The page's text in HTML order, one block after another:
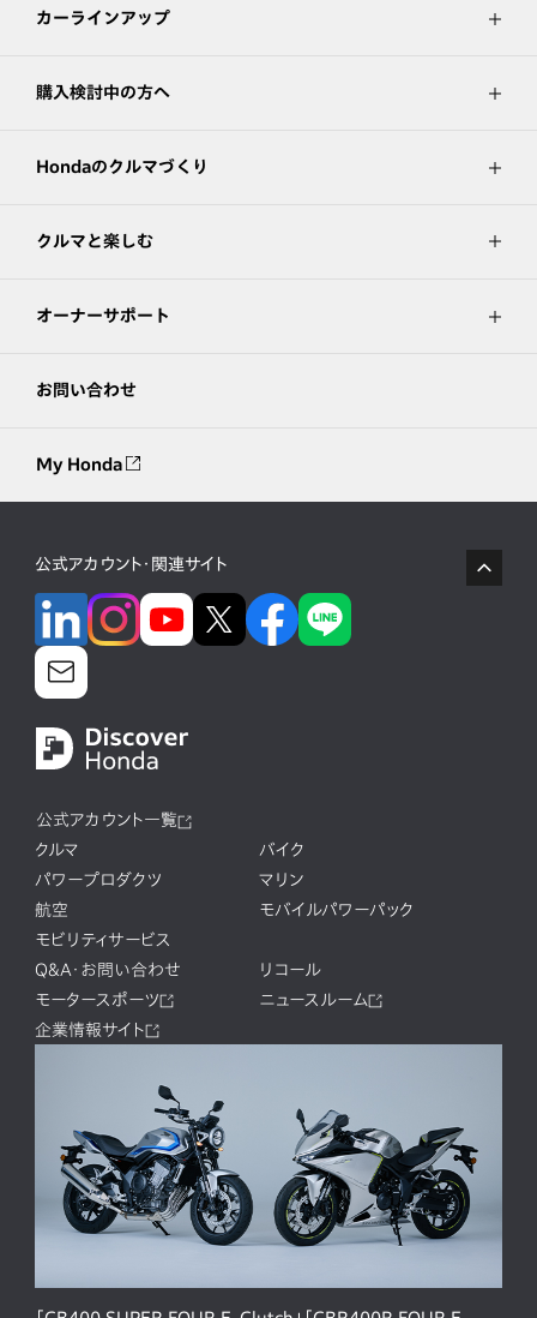
カーラインアップ
購入検討中の方へ
Hondaのクルマづくり
クルマと楽しむ
オーナーサポート
お問い合わせ
My Honda
公式アカウント・関連サイト
公式アカウント一覧
クルマ
バイク
パワープロダクツ
マリン
航空
モバイルパワーパック
モビリティサービス
Q&A・お問い合わせ
リコール
モータースポーツ
ニュースルーム
企業情報サイト